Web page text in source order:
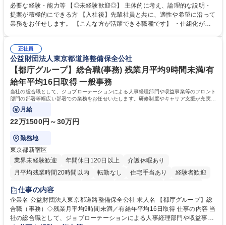
や成長に貢献している部署です。 会社の全メンバーが安心して長く成果を
発揮できる環境を整えるために、毎日のメンテナンスや維持管理に加え、
新たな施策検討を積極的に行っていただき、会社全体を巻き込み課題解決
幅広い業務の体得が可能で、多様なキャリアパスを描くことも可能です。
募集職種 【総務】未経験歓迎◎/リモート可/世界で唯一の事業/福利厚生◎/
再雇用有
必要な経験・能力等 【◎未経験歓迎◎】 主体的に考え、論理的な説明・
提案が積極的にできる方 【入社後】先輩社員と共に、適性や希望に沿って
業務をお任せします。 【こんな方が活躍できる職種です】 ・仕組化が好
対処できる・新しいことに興味関心がある 【魅力】■自己啓発支援：資格
取得や通信教育など費用の80%（年間25万円まで）を補助 ■住宅手当：家
賃の50%（月額7万円まで）を補助 学歴・資格 学歴：大学院 大学 語学
力： 資格：
正社員
公益財団法人東京都道路整備保全公社
【都庁グループ】総合職(事務) 残業月平均9時間未満/有
給年平均16日取得 一般事務
当社の総合職として、ジョブローテーションによる人事経理部門や収益事業等のフロント
部門の部署等幅広い部署での業務をお任せいたします。研修制度やキャリア支援が充実し
ております！ ※下記業務詳細
月給
22万1500円～30万円
勤務地
東京都新宿区
業界未経験歓迎
年間休日120日以上
介護休暇あり
月平均残業時間20時間以内
転勤なし 住宅手当あり
経験者歓迎
研修あり
退職金あり
駅近5分以内
資格取得手当あり 食事補助あり
仕事の内容
企業名 公益財団法人東京都道路整備保全公社 求人名 【都庁グループ】総
合職（事務）◇残業月平均9時間未満／有給年平均16日取得 仕事の内容 当
社の総合職として、ジョブローテーションによる人事経理部門や収益事業